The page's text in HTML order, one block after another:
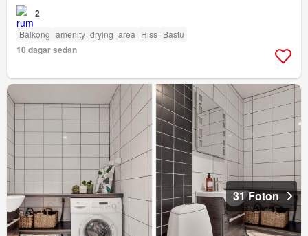
2
Balkong amenity_drying_area Hiss Bastu
10 dagar sedan
31 Foton